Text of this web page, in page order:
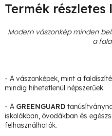
Termék részletes
Modern vászonkép minden
a
- A vászonképek, mint a
mindig hihetetlenül népszerűek.
- A GREENGUARD
iskolákban, óvodákban és
felhasználhatók.